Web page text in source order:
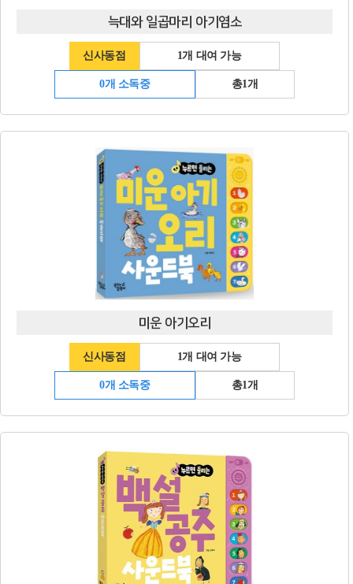
늑대와 일곱마리 아기염소
신사동점 1개 대여 가능
0개 소독중 총1개
미운 아기오리
신사동점 1개 대여 가능
0개 소독중 총1개